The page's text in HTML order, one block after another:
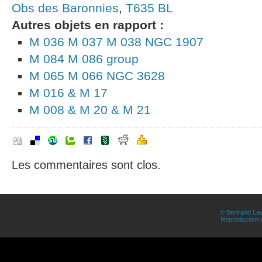
Obs des Baronnies, T635 BL
Autres objets en rapport :
M 036 M 037 M 038 NGC 1907
M 084 M 086 group
M 065 M 066 NGC 3628
M 016 & M 17
M 008 & M 20 & M 21
Les commentaires sont clos.
© Bertrand
Reproduction